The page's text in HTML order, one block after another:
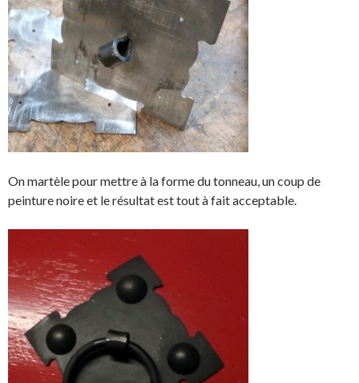
On martèle pour mettre à la forme du tonneau, un coup de
peinture noire et le résultat est tout à fait acceptable.